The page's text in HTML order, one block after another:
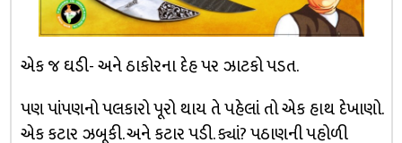
એક જ ઘડી- અને ઠાકોરના દેહ પર ઝાટકો પડત.
પણ પાંપણનો પલકારો પૂરો થાય તે પહેલાં તો એક હાથ દેખાણો.
એક કટાર ઝબૂકી. અને કટાર પડી. ક્યાં? પઠાણની પહોળી